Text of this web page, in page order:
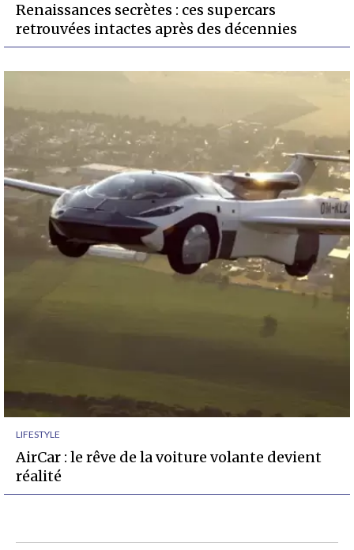
Renaissances secrètes : ces supercars
retrouvées intactes après des décennies
LIFESTYLE
AirCar : le rêve de la voiture volante devient
réalité